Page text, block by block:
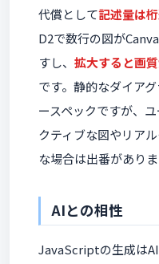
代償として記述量は
D2で数行の図が
すし、 拡大すると画
です。静的なダイア
ースペックですが、
クティブな図やリア
な場合は出番がありま
AIとの相性
JavaScriptの生成は